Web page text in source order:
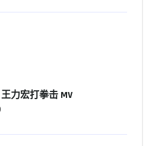
力宏打拳击 MV